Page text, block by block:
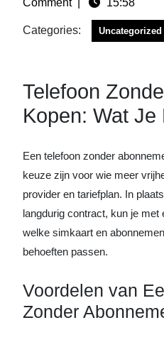
Comment
15:58
Categories: Uncategorized
Telefoon
Kopen: Wat Je
Een telefoon zonder
keuze zijn voor wie meer
provider en tariefplan. In
langdurig contract, kun je met
welke simkaart en
behoeften passen.
Voordelen van
Zonder